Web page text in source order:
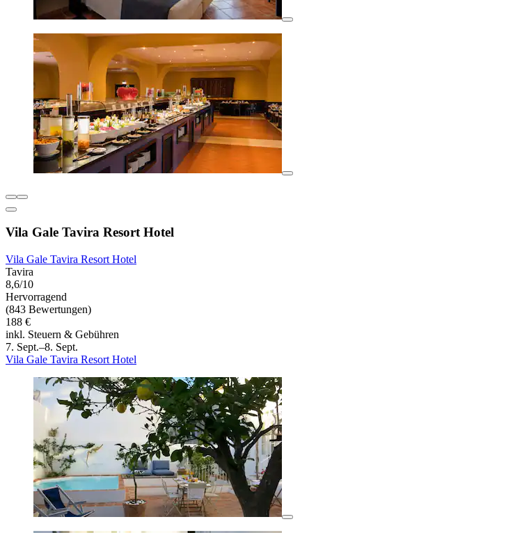
Vila Gale Tavira Resort Hotel
Vila Gale Tavira Resort Hotel
Tavira
8,6/10
Hervorragend
(843 Bewertungen)
188 €
inkl. Steuern & Gebühren
7. Sept.–8. Sept.
Vila Gale Tavira Resort Hotel